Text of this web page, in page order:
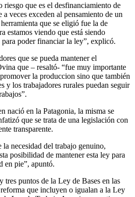
riesgo que es el desfinanciamiento de
a veces exceden al pensamiento de un
que se eligió fue la de
estamos viendo que está siendo
para poder financiar la ley”, explicó.
que se pueda mantener el
que – resaltó- “fue muy importante
la produccion sino que también
y los trabajadores rurales puedan seguir
nació en la Patagonia, la misma se
que se trata de una legislación con
transparente.
la necesidad del trabajo genuino,
posibilidad de mantener esta ley para
en pie”, apuntó.
tres puntos de la Ley de Bases en las
que incluyen o igualan a la Ley